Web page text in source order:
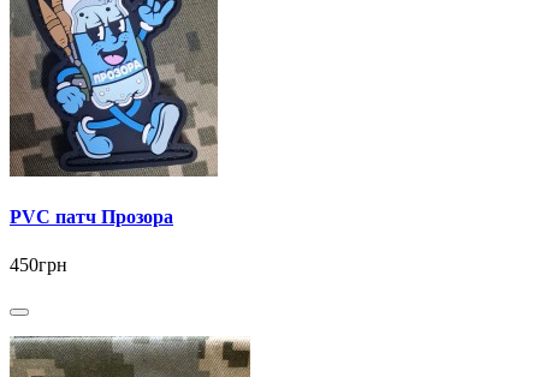
PVC патч Прозора
450грн